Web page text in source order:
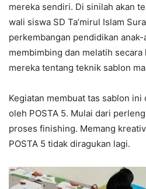
mereka sendiri. Di sinilah akan
wali siswa SD Ta’mirul Islam
perkembangan pendidikan
membimbing dan melatih
mereka tentang teknik sablon
Kegiatan membuat tas sablon
oleh POSTA 5. Mulai dari
proses finishing. Memang
POSTA 5 tidak diragukan lagi.